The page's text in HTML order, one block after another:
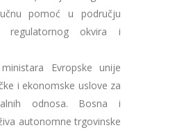
pomoć u području
regulatornog okvira i
Evropske unije
i ekonomske uslove za
odnosa. Bosna i
autonomne trgovinske